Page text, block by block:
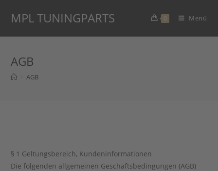
InhaltMPL TUNINGPARTS 0 Menü
AGB
AGB
§ 1 Geltungsbereich, Kundeninformationen
Die folgenden allgemeinen Geschäftsbedingungen (AGB)